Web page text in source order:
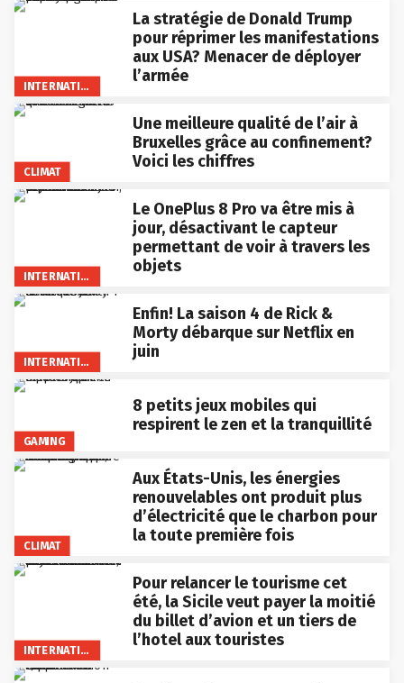
INTERNATIONAL
La stratégie de Donald Trump
pour réprimer les manifestations
aux USA? Menacer de déployer
l’armée
CLIMAT
Une meilleure qualité de l’air à
Bruxelles grâce au confinement?
Voici les chiffres
INTERNATIONAL
Le OnePlus 8 Pro va être mis à
jour, désactivant le capteur
permettant de voir à travers les
objets
INTERNATIONAL
Enfin! La saison 4 de Rick &
Morty débarque sur Netflix en
juin
GAMING
8 petits jeux mobiles qui
respirent le zen et la tranquillité
CLIMAT
Aux États-Unis, les énergies
renouvelables ont produit plus
d’électricité que le charbon pour
la toute première fois
INTERNATIONAL
Pour relancer le tourisme cet
été, la Sicile veut payer la moitié
du billet d’avion et un tiers de
l’hotel aux touristes